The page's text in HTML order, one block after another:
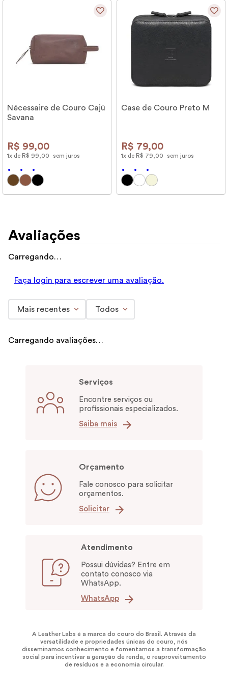
Nécessaire de Couro Cajú
Savana
R$ 99,00
1x de R$ 99 00 sem juros
Case de Couro Preto M
R$ 79,00
1x de R$ 79 00 sem juros
Avaliações
Carregando…
Faça login para escrever uma avaliação.
Mais recentes Todos
Carregando avaliações…
Serviços
Encontre serviços ou
profissionais especializados.
Saiba mais
Orçamento
Fale conosco para solicitar
orçamentos.
Solicitar
Atendimento
Possui dúvidas? Entre em
contato conosco via
WhatsApp.
WhatsApp
A Leather Labs é a marca do couro do Brasil. Através da
versatilidade e propriedades únicas do couro, nós
disseminamos conhecimento e fomentamos a transformação
social para incentivar a geração de renda, o reaproveitamento
de resíduos e a economia circular.